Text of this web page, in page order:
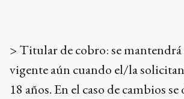
> Titular de cobro: se
vigente aún cuando el/la
18 años. En el caso de cambios